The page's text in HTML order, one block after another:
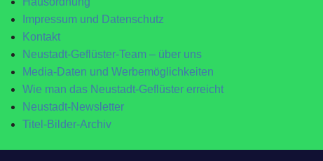
Impressum und Datenschutz
Kontakt
Neustadt-Geflüster-Team – über uns
Media-Daten und Werbemöglichkeiten
Wie man das Neustadt-Geflüster erreicht
Neustadt-Newsletter
Titel-Bilder-Archiv